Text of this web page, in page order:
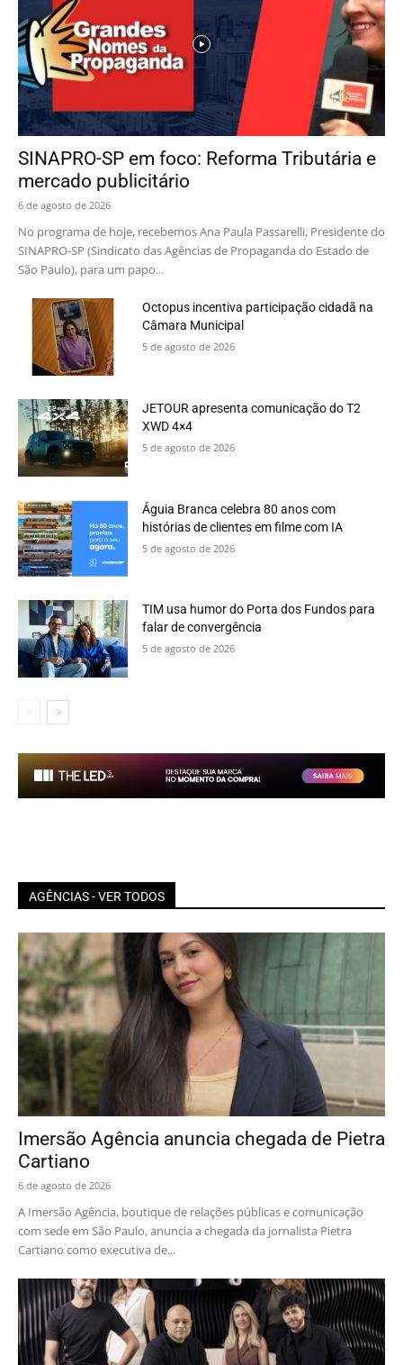
SINAPRO-SP em foco: Reforma Tributária e
mercado publicitário
6 de agosto de 2026
No programa de hoje, recebemos Ana Paula Passarelli, Presidente do
SINAPRO-SP (Sindicato das Agências de Propaganda do Estado de
São Paulo), para um papo...
Octopus incentiva participação cidadã na
Câmara Municipal
5 de agosto de 2026
JETOUR apresenta comunicação do T2
XWD 4×4
5 de agosto de 2026
Águia Branca celebra 80 anos com
histórias de clientes em filme com IA
5 de agosto de 2026
TIM usa humor do Porta dos Fundos para
falar de convergência
5 de agosto de 2026
AGÊNCIAS - VER TODOS
Imersão Agência anuncia chegada de Pietra
Cartiano
6 de agosto de 2026
A Imersão Agência, boutique de relações públicas e comunicação
com sede em São Paulo, anuncia a chegada da jornalista Pietra
Cartiano como executiva de...